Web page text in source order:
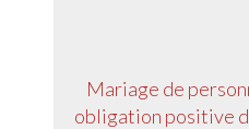
Mariage de
obligation positive